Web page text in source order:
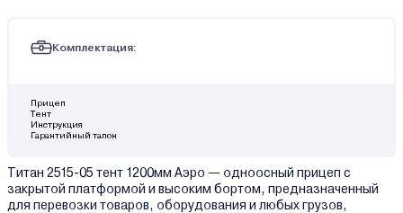
Комплектация:
Прицеп
Тент
Инструкция
Гарантийный талон
Титан 2515-05 тент 1200мм Аэро — одноосный прицеп с
закрытой платформой и высоким бортом, предназначенный
для перевозки товаров, оборудования и любых грузов,